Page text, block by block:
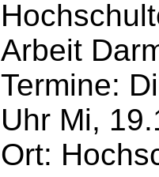
Arbeit
Termine:
Uhr Mi,
Ort: